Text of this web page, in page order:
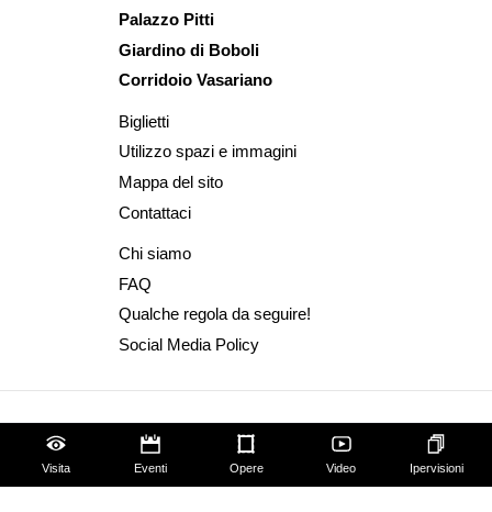
Visita Eventi Opere Video Ipervisioni
Palazzo Pitti
Giardino di Boboli
Corridoio Vasariano
Biglietti
Utilizzo spazi e immagini
Mappa del sito
Contattaci
Chi siamo
FAQ
Qualche regola da seguire!
Social Media Policy